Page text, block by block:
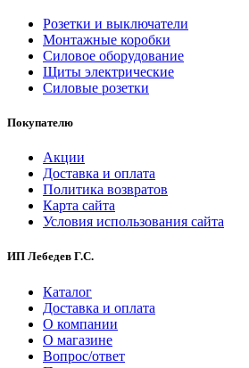
Розетки и выключатели
Монтажные коробки
Силовое оборудование
Щиты электрические
Силовые розетки
Покупателю
Акции
Доставка и оплата
Политика возвратов
Карта сайта
Условия использования сайта
ИП Лебедев Г.С.
Каталог
Доставка и оплата
О компании
О магазине
Вопрос/ответ